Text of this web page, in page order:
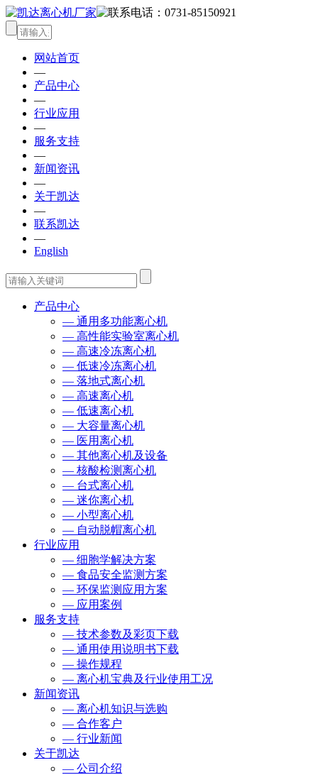
网站首页
—
产品中心
—
行业应用
—
服务支持
—
新闻资讯
—
关于凯达
—
联系凯达
—
English
产品中心
— 通用多功能离心机
— 高性能实验室离心机
— 高速冷冻离心机
— 低速冷冻离心机
— 落地式离心机
— 高速离心机
— 低速离心机
— 大容量离心机
— 医用离心机
— 其他离心机及设备
— 核酸检测离心机
— 台式离心机
— 迷你离心机
— 小型离心机
— 自动脱帽离心机
行业应用
— 细胞学解决方案
— 食品安全监测方案
— 环保监测应用方案
— 应用案例
服务支持
— 技术参数及彩页下载
— 通用使用说明书下载
— 操作规程
— 离心机宝典及行业使用工况
新闻资讯
— 离心机知识与选购
— 合作客户
— 行业新闻
关于凯达
— 公司介绍